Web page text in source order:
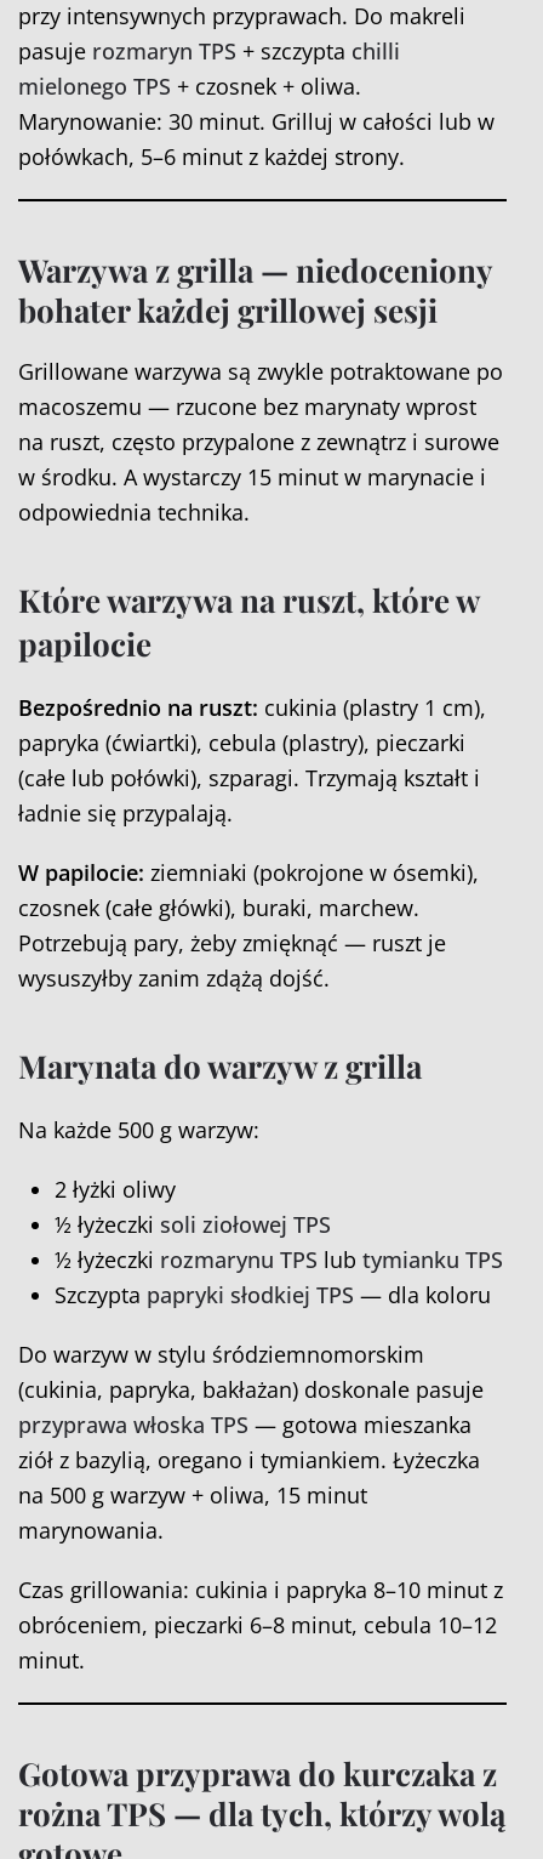
przy intensywnych przyprawach. Do makreli
pasuje rozmaryn TPS + szczypta chilli
mielonego TPS + czosnek + oliwa.
Marynowanie: 30 minut. Grilluj w całości lub w
połówkach, 5–6 minut z każdej strony.
Warzywa z grilla — niedoceniony
bohater każdej grillowej sesji
Grillowane warzywa są zwykle potraktowane po
macoszemu — rzucone bez marynaty wprost
na ruszt, często przypalone z zewnątrz i surowe
w środku. A wystarczy 15 minut w marynacie i
odpowiednia technika.
Które warzywa na ruszt, które w
papilocie
Bezpośrednio na ruszt: cukinia (plastry 1 cm),
papryka (ćwiartki), cebula (plastry), pieczarki
(całe lub połówki), szparagi. Trzymają kształt i
ładnie się przypalają.
W papilocie: ziemniaki (pokrojone w ósemki),
czosnek (całe główki), buraki, marchew.
Potrzebują pary, żeby zmięknąć — ruszt je
wysuszyłby zanim zdążą dojść.
Marynata do warzyw z grilla
Na każde 500 g warzyw:
2 łyżki oliwy
½ łyżeczki soli ziołowej TPS
½ łyżeczki rozmarynu TPS lub tymianku TPS
Szczypta papryki słodkiej TPS — dla koloru
Do warzyw w stylu śródziemnomorskim
(cukinia, papryka, bakłażan) doskonale pasuje
przyprawa włoska TPS — gotowa mieszanka
ziół z bazylią, oregano i tymiankiem. Łyżeczka
na 500 g warzyw + oliwa, 15 minut
marynowania.
Czas grillowania: cukinia i papryka 8–10 minut z
obróceniem, pieczarki 6–8 minut, cebula 10–12
minut.
Gotowa przyprawa do kurczaka z
rożna TPS — dla tych, którzy wolą